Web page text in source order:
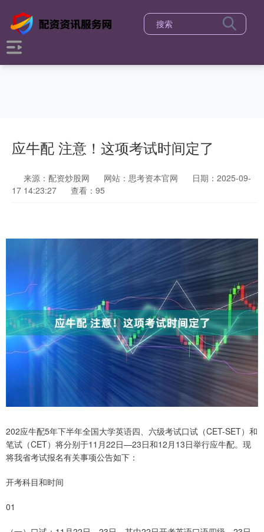
应牛配 注意！这项考试时间定了
来源：配资炒股网 网站：思考资本官网
日期：2025-09-
17 14:23:27
查看：95
202应牛配5年下半年全国大学英语四、六级考试口试（CET-SET）和
笔试（CET）将分别于11月22日—23日和12月13日举行应牛配。现
将我省考试报名有关事项公告如下：
开考科目和时间
01